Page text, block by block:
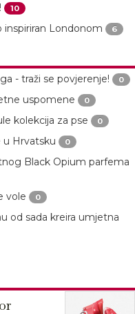
10
inspiriran Londonom 6
- traži se povjerenje!
0
uspomene 0
kolekcija za pse 0
u Hrvatsku 0
Black Opium parfema
vole 0
od sada kreira umjetna